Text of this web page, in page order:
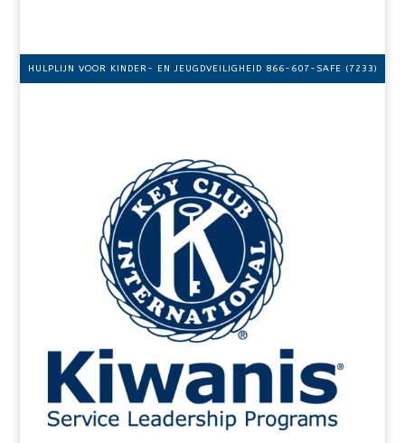
HULPLIJN VOOR KINDER- EN JEUGDVEILIGHEID 866-607-SAFE (7233)